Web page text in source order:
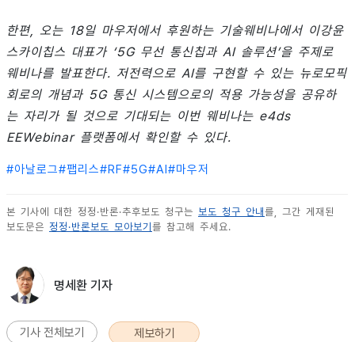
한편, 오는 18일 마우저에서 후원하는 기술웨비나에서 이강윤
스카이칩스 대표가 ‘5G 무선 통신칩과 AI 솔루션’을 주제로
웨비나를 발표한다. 저전력으로 AI를 구현할 수 있는 뉴로모픽
회로의 개념과 5G 통신 시스템으로의 적용 가능성을 공유하
는 자리가 될 것으로 기대되는 이번 웨비나는 e4ds
EEWebinar 플랫폼에서 확인할 수 있다.
#아날로그#팹리스#RF#5G#AI#마우저
본 기사에 대한 정정·반론·추후보도 청구는 보도 청구 안내 를, 그간 게재된
보도문은 정정·반론보도 모아보기 를 참고해 주세요.
명세환 기자
기사 전체보기 제보하기